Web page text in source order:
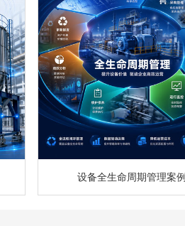
设备全生命周期管理案例